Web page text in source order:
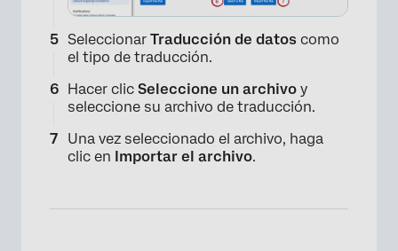
Seleccionar Traducción de datos como
el tipo de traducción.
Hacer clic Seleccione un archivo y
seleccione su archivo de traducción.
Una vez seleccionado el archivo, haga
clic en Importar el archivo.